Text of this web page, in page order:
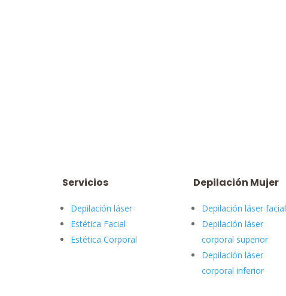
Servicios
Depilación láser
Estética Facial
Estética Corporal
Depilación Mujer
Depilación láser facial
Depilación láser
corporal superior
Depilación láser
corporal inferior